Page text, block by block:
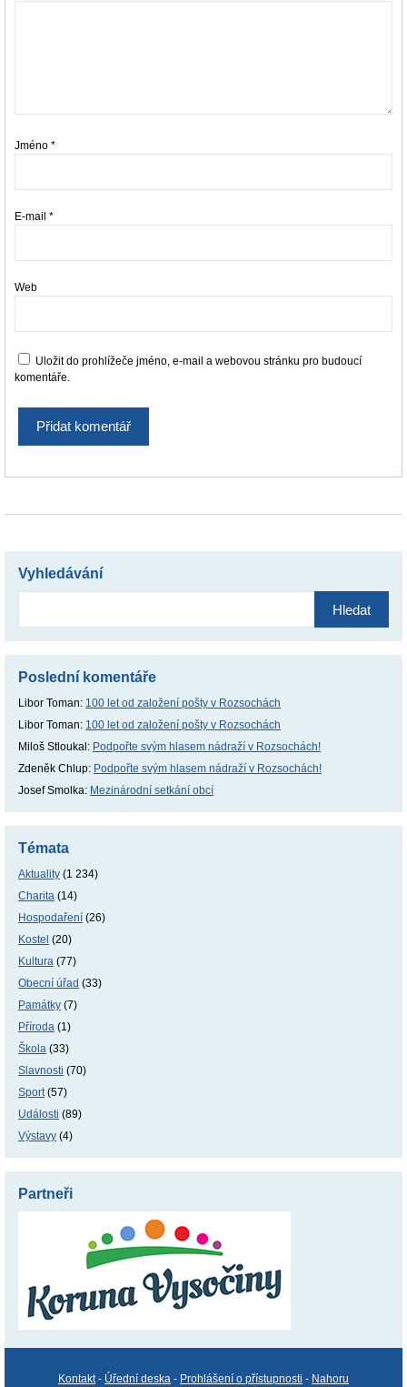
Jméno *
E-mail *
Web
Uložit do prohlížeče jméno, e-mail a webovou stránku pro budoucí
komentáře.
Vyhledávání
Poslední komentáře
Libor Toman: 100 let od založení pošty v Rozsochách
Libor Toman: 100 let od založení pošty v Rozsochách
Miloš Stloukal: Podpořte svým hlasem nádraží v Rozsochách!
Zdeněk Chlup: Podpořte svým hlasem nádraží v Rozsochách!
Josef Smolka: Mezinárodní setkání obcí
Témata
Aktuality (1 234)
Charita (14)
Hospodaření (26)
Kostel (20)
Kultura (77)
Obecní úřad (33)
Památky (7)
Příroda (1)
Škola (33)
Slavnosti (70)
Sport(57)
Události (89)
Výstavy (4)
Partneři
Kontakt- Úřední deska - Prohlášení o přístupnosti - Nahoru